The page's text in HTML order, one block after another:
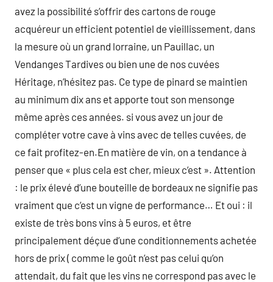
avez la possibilité s’offrir des cartons de rouge
acquéreur un efficient potentiel de vieillissement, dans
la mesure où un grand lorraine, un Pauillac, un
Vendanges Tardives ou bien une de nos cuvées
Héritage, n’hésitez pas. Ce type de pinard se maintien
au minimum dix ans et apporte tout son mensonge
même après ces années. si vous avez un jour de
compléter votre cave à vins avec de telles cuvées, de
ce fait profitez-en.En matière de vin, on a tendance à
penser que « plus cela est cher, mieux c’est ». Attention
: le prix élevé d’une bouteille de bordeaux ne signifie pas
vraiment que c’est un vigne de performance… Et oui : il
existe de très bons vins à 5 euros, et être
principalement déçue d’une conditionnements achetée
hors de prix ( comme le goût n’est pas celui qu’on
attendait, du fait que les vins ne correspond pas avec le